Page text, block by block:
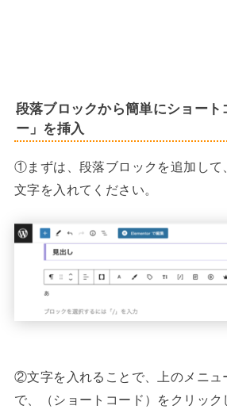
段落ブロックから簡単にショート
ー」を挿入
①まずは、段落ブロックを追加して
文字を入れてください。
②文字を入れることで、上のメニュ
で、（ショートコード）をクリック